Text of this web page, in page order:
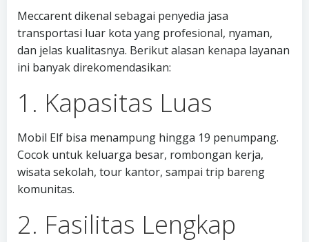
Meccarent dikenal sebagai penyedia jasa
transportasi luar kota yang profesional, nyaman,
dan jelas kualitasnya. Berikut alasan kenapa layanan
ini banyak direkomendasikan:
1. Kapasitas Luas
Mobil Elf bisa menampung hingga 19 penumpang.
Cocok untuk keluarga besar, rombongan kerja,
wisata sekolah, tour kantor, sampai trip bareng
komunitas.
2. Fasilitas Lengkap